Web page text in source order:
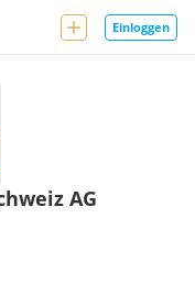
Einloggen
AG